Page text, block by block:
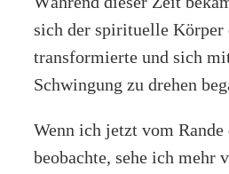
sich der spirituelle Körper
transformierte und sich
Schwingung zu drehen
Wenn ich jetzt vom Rande
beobachte, sehe ich mehr